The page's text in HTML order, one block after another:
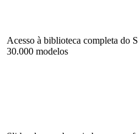
Acesso à biblioteca completa do
30.000 modelos